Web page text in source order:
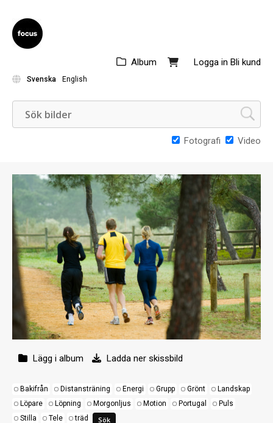
Logga in Bli kund
Album
Svenska English
Fotografi Video
Lägg i album Ladda ner skissbild
Bakifrån Distansträning Energi Grupp Grönt
Landskap
Löpare
Löpning Morgonljus Motion Portugal
Puls
Stilla
Tele träd